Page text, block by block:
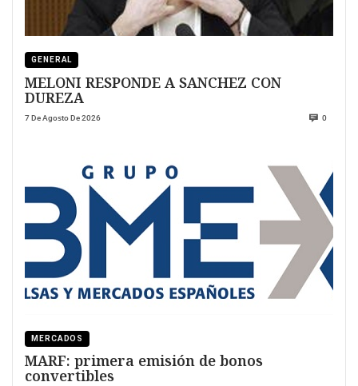
GENERAL
MELONI RESPONDE A SANCHEZ CON
DUREZA
7 De Agosto De 2026 0
MERCADOS
MARF: primera emisión de bonos
convertibles